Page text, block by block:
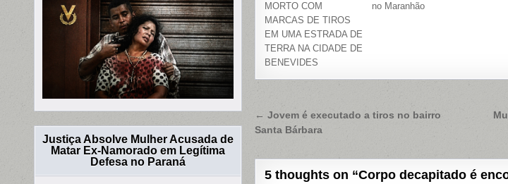
MORTO COM
MARCAS DE TIROS
EM UMA ESTRADA DE
TERRA NA CIDADE DE
BENEVIDES
no Maranhão
Navegação
de
Post
← Jovem é executado a tiros no bairro
Santa Bárbara
5 thoughts on “Corpo decapitado é
Justiça Absolve Mulher Acusada de
Matar Ex-Namorado em Legítima
Defesa no Paraná